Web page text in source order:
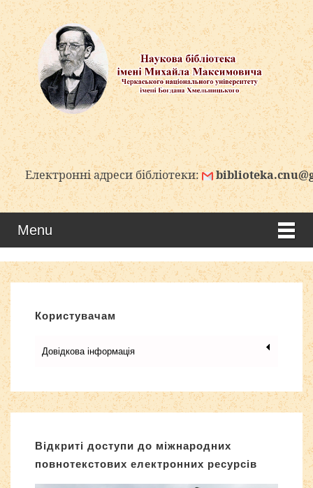
Електронні адреси бібліотеки:
Menu
Користувачам
Довідкова інформація
Відкриті доступи до міжнародних
повнотекстових електронних ресурсів